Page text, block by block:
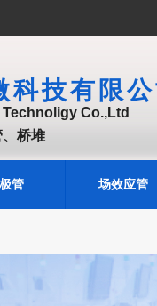
科技有限公
Co.,Ltd
桥堆
管 场效应管